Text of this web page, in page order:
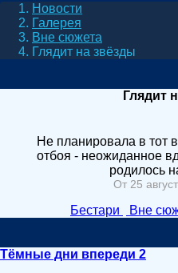
Новости
Галерея
Вне сюжета
Глядит на звёзды
Глядит
Не планировала в тот
отбоя - неожиданное
родилось
От 25
Бестари Вне
Тёмные дни впереди 2